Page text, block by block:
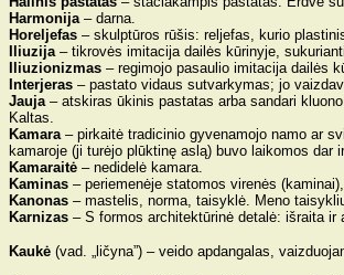
Harmonija – darna.
Horeljefas – skulptūros rūšis: reljefas, kurio
Iliuzija– tikrovės imitacija dailės kūrinyje,
Iliuzionizmas – regimojo pasaulio imitacija dailės
Interjeras – pastato vidaus sutvarkymas; jo
Jauja– atskiras ūkinis pastatas arba sandari
Kaltas.
Kamara– pirkaitė tradicinio gyvenamojo namo ar
kamaroje (ji turėjo plūktinę aslą) buvo laikomos dar
Kamaraitė – nedidelė kamara.
Kaminas – periemenėje statomos virenės
Kanonas – mastelis, norma, taisyklė. Meno
Karnizas – S formos architektūrinė detalė: išraita
Kaukė (vad. „ličyna”) – veido apdangalas,